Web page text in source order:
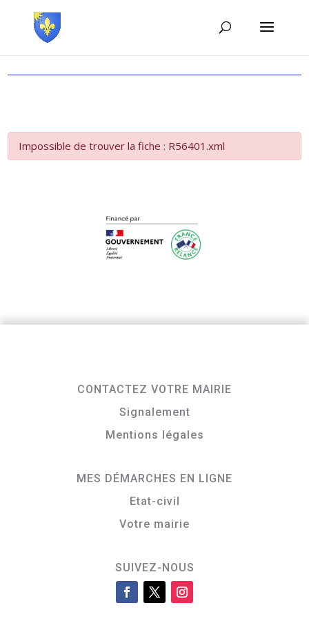
Impossible de trouver la fiche : R56401.xml
CONTACTEZ VOTRE MAIRIE
Signalement
Mentions légales
MES DÉMARCHES EN LIGNE
Etat-civil
Votre mairie
SUIVEZ-NOUS